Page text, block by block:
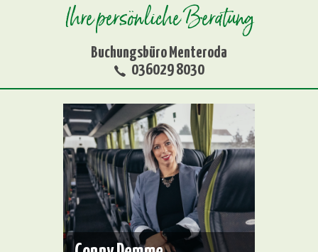
Ihre persönliche Beratung
Buchungsbüro Menteroda
036029 8030